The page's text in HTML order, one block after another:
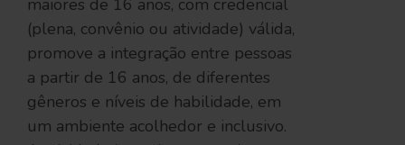
maiores de 16 anos, com credencial
(plena, convênio ou atividade) válida,
promove a integração entre pessoas
a partir de 16 anos, de diferentes
gêneros e níveis de habilidade, em
um ambiente acolhedor e inclusivo.